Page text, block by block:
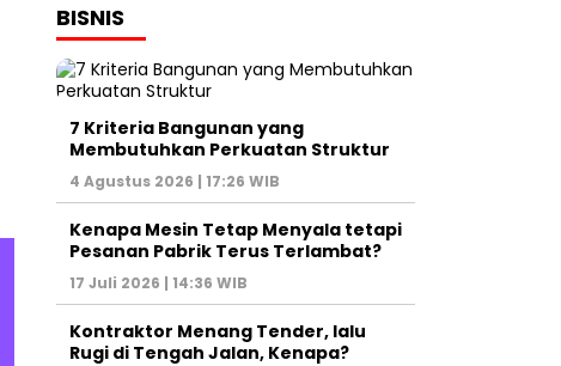
BISNIS
7 Kriteria Bangunan yang
Membutuhkan Perkuatan Struktur
4 Agustus 2026 | 17:26 WIB
Kenapa Mesin Tetap Menyala tetapi
Pesanan Pabrik Terus Terlambat?
17 Juli 2026 | 14:36 WIB
Kontraktor Menang Tender, lalu
Rugi di Tengah Jalan, Kenapa?